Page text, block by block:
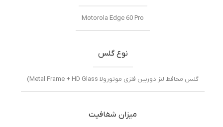
Motorola Edge 60 Pro
نوع گلس
گلس محافظ لنز دوربین فلزی موتورولا Metal Frame + HD Glass)
میزان شفافیت